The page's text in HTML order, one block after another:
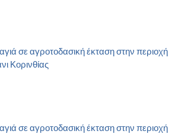
σε αγροτοδασική έκταση στην περιοχή
Κορινθίας
σε αγροτοδασική έκταση στην περιοχή